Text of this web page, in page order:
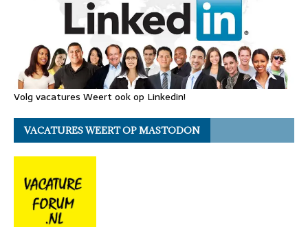
Volg vacatures Weert ook op Linkedin!
VACATURES WEERT OP MASTODON